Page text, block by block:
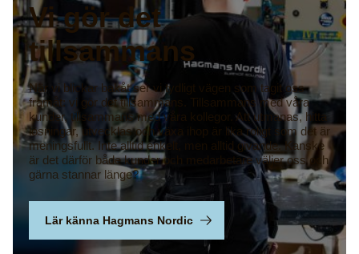
Vi gör det
tillsammans
När vi blickar bakåt ser vi tydligt vägen som tagit oss
framåt: vi gör det tillsammans. Tillsammans med våra
kunder, tillsammans med våra kollegor. Att utmanas, hitta
lösningar, utvecklas och växa ihop är lika roligt som det är
meningsfullt. Inte alltid enkelt, men alltid givande. Kanske
är det därför både kunder och medarbetare väljer oss och
gärna stannar länge?
Lär känna Hagmans Nordic